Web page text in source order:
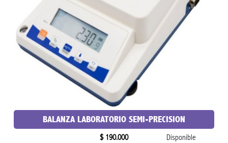
BALANZA LABORATORIO SEMI-PRECISION
$ 190.000 Disponible